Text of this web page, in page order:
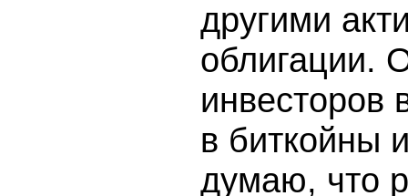
другими
облигации.
инвесторов
в биткойны
думаю, что